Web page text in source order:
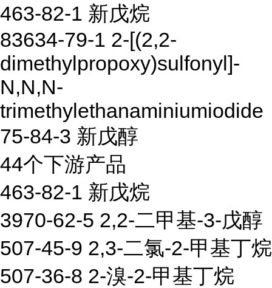
463-82-1 新戊烷
83634-79-1 2-[(2,2-
dimethylpropoxy)sulfonyl]-
N,N,N-
trimethylethanaminiumiodide
75-84-3 新戊醇
44个下游产品
463-82-1 新戊烷
3970-62-5 2,2-二甲基-3-戊醇
507-45-9 2,3-二氯-2-甲基丁烷
507-36-8 2-溴-2-甲基丁烷